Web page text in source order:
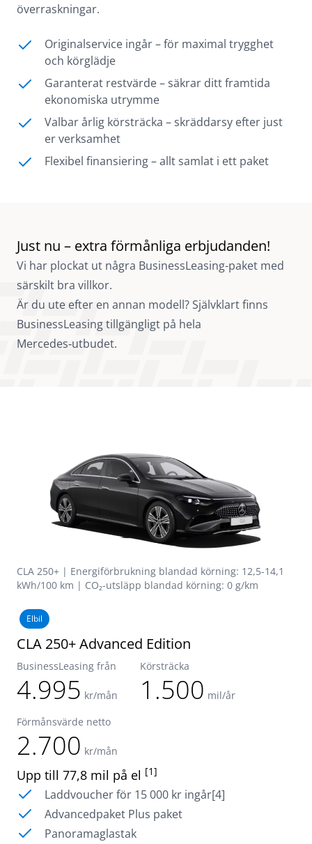
överraskningar.
Originalservice ingår – för maximal trygghet
och körglädje
Garanterat restvärde – säkrar ditt framtida
ekonomiska utrymme
Valbar årlig körsträcka – skräddarsy efter just
er verksamhet
Flexibel finansiering – allt samlat i ett paket
Just nu – extra förmånliga erbjudanden!
Vi har plockat ut några BusinessLeasing-paket med
särskilt bra villkor.
Är du ute efter en annan modell? Självklart finns
BusinessLeasing tillgängligt på hela
Mercedes‑utbudet.
CLA 250+ | Energiförbrukning blandad körning: 12,5-14,1
kWh/100 km | CO₂-utsläpp blandad körning: 0 g/km
Elbil
CLA 250+ Advanced Edition
BusinessLeasing från
4.995 kr/mån
Körsträcka
1.500 mil/år
Förmånsvärde netto
2.700 kr/mån
Upp till 77,8 mil på el [1]
Laddvoucher för 15 000 kr ingår[4]
Advancedpaket Plus paket
Panoramaglastak